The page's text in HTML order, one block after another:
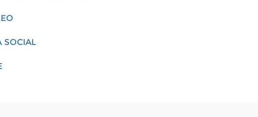
SOCIAL